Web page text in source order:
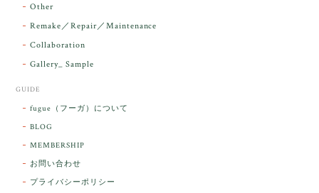
こそ この度は誠にありがとうございまし
た人に幸せが訪れる」という言い伝えがあるケサラン
パサラン。とっても素敵です。メッセージでは色々記
Other
Remake／Repair／Maintenance
Collaboration
Gallery_ Sample
GUIDE
fugue（フーガ）について
BLOG
MEMBERSHIP
お問い合わせ
プライバシーポリシー